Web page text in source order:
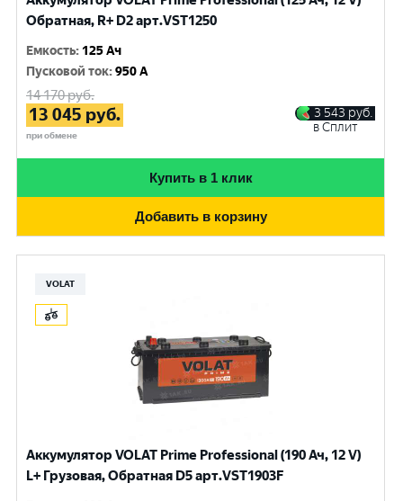
Обратная, R+ D2 арт.VST1250
Емкость: 125 Ач
Пусковой ток:950 A
14 170руб.
13 045 руб.
при обмене
3 543 руб.
в Сплит
Купить в 1 клик
Добавить в корзину
VOLAT
Аккумулятор VOLAT Prime Professional (190 Ач, 12 V)
L+ Грузовая, Обратная D5 арт.VST1903F